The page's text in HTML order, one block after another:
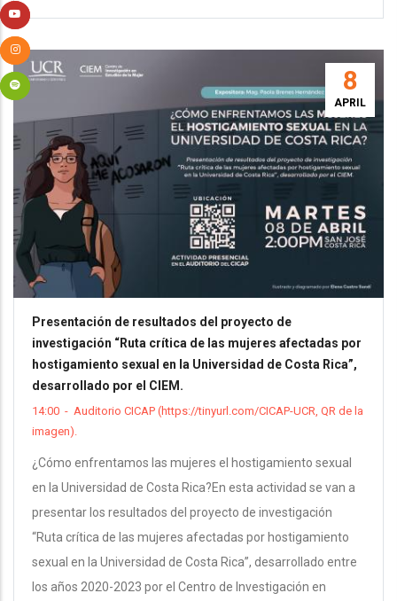
8
APRIL
Presentación de resultados del proyecto de
investigación “Ruta crítica de las mujeres afectadas por
hostigamiento sexual en la Universidad de Costa Rica”,
desarrollado por el CIEM.
14:00 - Auditorio CICAP (https://tinyurl.com/CICAP-UCR, QR de la
imagen).
¿Cómo enfrentamos las mujeres el hostigamiento sexual
en la Universidad de Costa Rica?En esta actividad se van a
presentar los resultados del proyecto de investigación
“Ruta crítica de las mujeres afectadas por hostigamiento
sexual en la Universidad de Costa Rica”, desarrollado entre
los años 2020-2023 por el Centro de Investigación en